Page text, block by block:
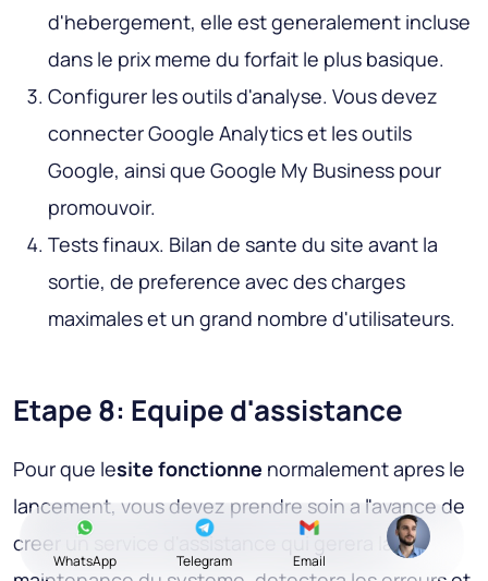
d'hebergement, elle est generalement incluse
dans le prix meme du forfait le plus basique.
Configurer les outils d'analyse. Vous devez
connecter Google Analytics et les outils
Google, ainsi que Google My Business pour
promouvoir.
Tests finaux. Bilan de sante du site avant la
sortie, de preference avec des charges
maximales et un grand nombre d'utilisateurs.
Etape 8: Equipe d'assistance
Pour que lesite fonctionne normalement apres le
lancement, vous devez prendre soin a l'avance de
creer un service d'assistance qui gerera la
WhatsApp Telegram Email